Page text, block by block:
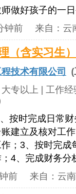
做好孩子的一
钟前 来自： 云
（含实习生）
技术有限公司
大专以上 | 工作
按时完成日常
建立及核对工
；3、按时完成
4、完成财务分
前 来自： 云